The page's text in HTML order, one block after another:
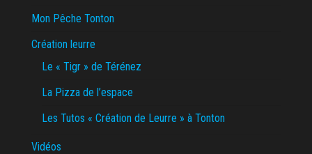
Mon Pêche Tonton
Création leurre
Le « Tigr » de Térénez
La Pizza de l’espace
Les Tutos « Création de Leurre » à Tonton
Vidéos